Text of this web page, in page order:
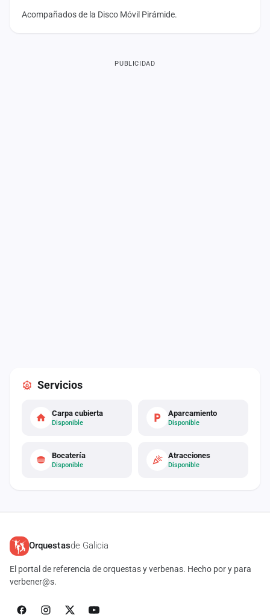
Acompañados de la Disco Móvil Pirámide.
Servicios
Carpa cubierta
Disponible
Aparcamiento
Disponible
Bocatería
Disponible
Atracciones
Disponible
PUBLICIDAD
Orquestasde Galicia
El portal de referencia de orquestas y verbenas. Hecho por y para
verbener@s.